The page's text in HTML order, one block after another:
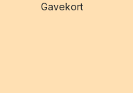
Gavekort